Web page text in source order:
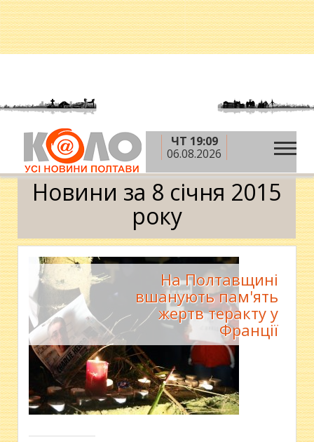
ЧТ 19:09
06.08.2026
Головна » 2015 рік » січень »8 січня
Календар
Новини за 8 січня 2015
року
На Полтавщині
вшанують пам'ять
жертв теракту у
Франції